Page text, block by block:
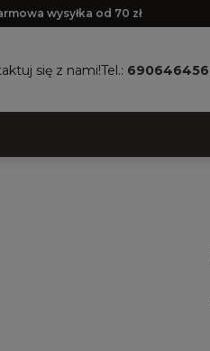
wysyłka od 70 zł
się z nami!Tel.: 690646456